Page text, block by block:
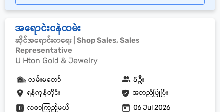
အရောင်းဝန်ထမ်း
ဆိုင်အရောင်းစာရေး | Shop Sales, Sales
Representative
U Hton Gold & Jewelry
ရန်ကုန်တိုင်း အတည်ပြုပြီး
လမ်းမတော် 5 ဦး
လစာကြည့်မယ် 06 Jul 2026